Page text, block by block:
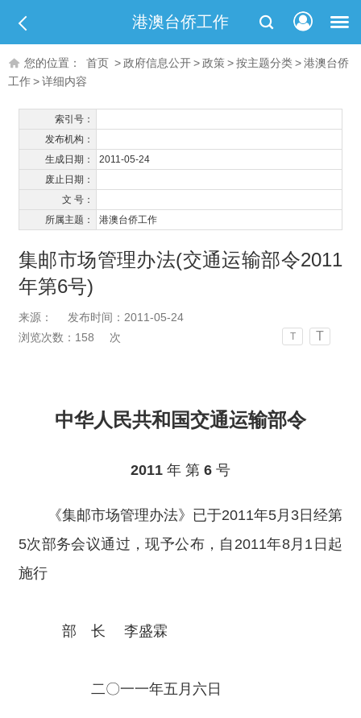
港澳台侨工作
您的位置： 首页 >政府信息公开>政策>按主题分类>港澳台侨
工作>详细内容
索引号：
发布机构：
生成日期：
2011-05-24
废止日期：
文 号：
所属主题：
港澳台侨工作
集邮市场管理办法(交通运输部令2011
年第6号)
来源：
发布时间：2011-05-24
浏览次数： 158 次 T T
中华人民共和国交通运输部令
2011 年 第 6 号
《集邮市场管理办法》已于2011年5月3日经第
5次部务会议通过，现予公布，自2011年8月1日起
施行
部 长 李盛霖
二〇一一年五月六日